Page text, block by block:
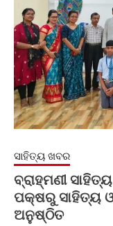
ସାହିତ୍ୟ ଖବର
ବ୍ରାହ୍ମଣୀ
ପକ୍ଷରୁ ସାହିତ୍ୟ
ଅନୁଷ୍ଠିତ